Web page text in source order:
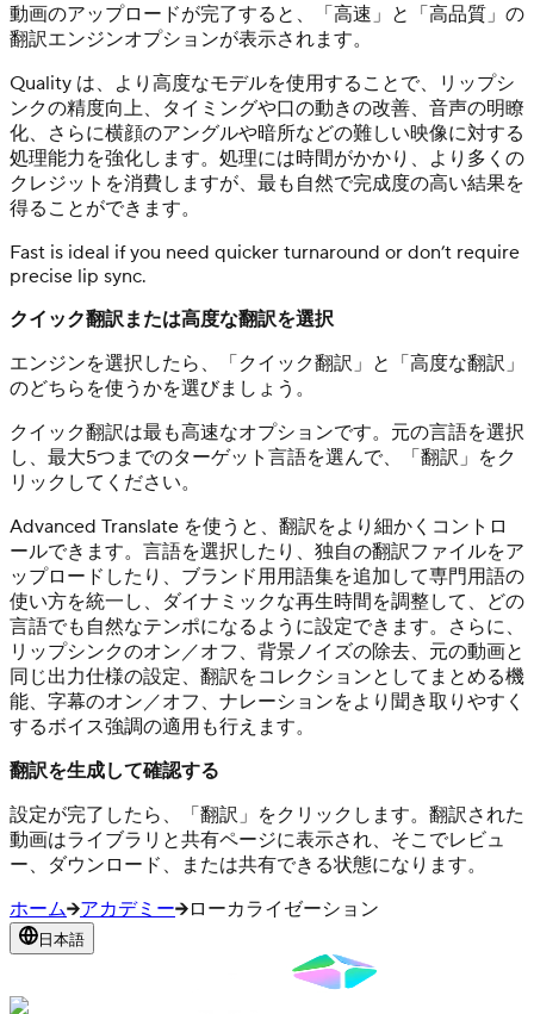
動画のアップロードが完了すると、「高速」と「高品質」の
翻訳エンジンオプションが表示されます。
Quality は、より高度なモデルを使用することで、リップシ
ンクの精度向上、タイミングや口の動きの改善、音声の明瞭
化、さらに横顔のアングルや暗所などの難しい映像に対する
処理能力を強化します。処理には時間がかかり、より多くの
クレジットを消費しますが、最も自然で完成度の高い結果を
得ることができます。
Fast is ideal if you need quicker turnaround or don’t require
precise lip sync.
クイック翻訳または高度な翻訳を選択
エンジンを選択したら、「クイック翻訳」と「高度な翻訳」
のどちらを使うかを選びましょう。
クイック翻訳は最も高速なオプションです。元の言語を選択
し、最大5つまでのターゲット言語を選んで、「翻訳」をク
リックしてください。
Advanced Translate を使うと、翻訳をより細かくコントロ
ールできます。言語を選択したり、独自の翻訳ファイルをア
ップロードしたり、ブランド用用語集を追加して専門用語の
使い方を統一し、ダイナミックな再生時間を調整して、どの
言語でも自然なテンポになるように設定できます。さらに、
リップシンクのオン／オフ、背景ノイズの除去、元の動画と
同じ出力仕様の設定、翻訳をコレクションとしてまとめる機
能、字幕のオン／オフ、ナレーションをより聞き取りやすく
するボイス強調の適用も行えます。
翻訳を生成して確認する
設定が完了したら、「翻訳」をクリックします。翻訳された
動画はライブラリと共有ページに表示され、そこでレビュ
ー、ダウンロード、または共有できる状態になります。
ホーム
アカデミー ローカライゼーション
日本語